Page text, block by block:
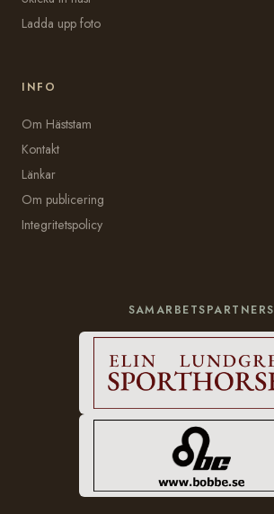
Ladda upp foto
INFO
Om Häststam
Kontakt
Länkar
Om publicering
Integritetspolicy
SAMARBETSPARTNERS